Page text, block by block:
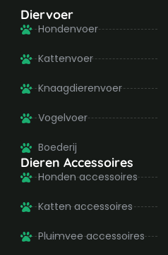
t
e
r
u
b
e
Diervoer
Hondenvoer
Kattenvoer
Knaagdierenvoer
Vogelvoer
Boederij
Dieren Accessoires
Honden accessoires
Katten accessoires
Pluimvee accessoires